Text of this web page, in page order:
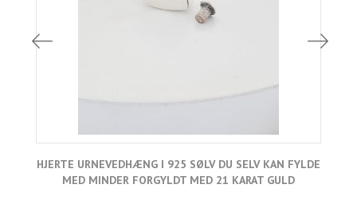
HJERTE URNEVEDHÆNG I 925 SØLV DU SELV KAN FYLDE
MED MINDER FORGYLDT MED 21 KARAT GULD